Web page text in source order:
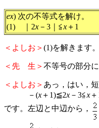
ex) 次の不等式を解け。
(1) ｜2x －3｜≦x＋1
＜よしお＞ (1)を解きます
＜先 生＞ 不等号の部分に
＜よしお＞ あっ，はい，
－(x＋1)≦2x －3≦x＋
です。左辺と中辺から，